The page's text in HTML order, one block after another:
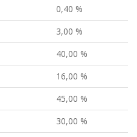
0,40 %
3,00 %
40,00 %
16,00 %
45,00 %
30,00 %